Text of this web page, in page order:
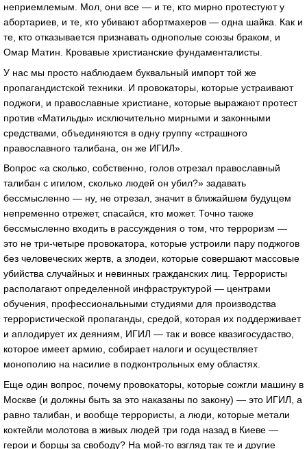
неприемлемым. Мол, они все — и те, кто мирно протестуют у
абортариев, и те, кто убивают абортмахеров — одна шайка. Как и
те, кто отказывается признавать однополые союзы браком, и
Омар Матин. Кровавые христианские фундаменталисты.
У нас мы просто наблюдаем буквальный импорт той же
пропагандистской техники. И провокаторы, которые устраивают
поджоги, и православные христиане, которые выражают протест
против «Матильды» исключительно мирными и законными
средствами, объединяются в одну группу «страшного
православного талибана, он же ИГИЛ».
Вопрос «а сколько, собственно, голов отрезал православный
талибан с игилом, сколько людей он убил?» задавать
бессмысленно — ну, не отрезал, значит в ближайшем будущем
непременно отрежет, спасайся, кто может. Точно также
бессмысленно входить в рассуждения о том, что терроризм —
это не три-четыре провокатора, которые устроили пару поджогов
без человеческих жертв, а злодеи, которые совершают массовые
убийства случайных и невинных гражданских лиц. Террористы
располагают определенной инфраструктурой — центрами
обучения, профессиональными студиями для производства
террористической пропаганды, средой, которая их поддерживает
и аплодирует их деяниям, ИГИЛ — так и вовсе квазигосудаство,
которое имеет армию, собирает налоги и осуществляет
монополию на насилие в подконтрольных ему областях.
Еще один вопрос, почему провокаторы, которые сожгли машину в
Москве (и должны быть за это наказаны по закону) — это ИГИЛ, а
равно талибан, и вообще террористы, а люди, которые метали
коктейли молотова в живых людей три года назад в Киеве —
герои и борцы за свободу? На мой-то взгляд так те и другие